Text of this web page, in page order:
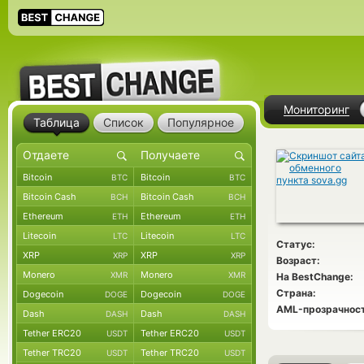
Мониторинг
Статус:
Возраст:
На BestChange:
Страна:
AML-
Таблица Список Популярное
Bitcoin BTC Bitcoin BTC
Bitcoin Cash BCH Bitcoin Cash BCH
Ethereum ETH Ethereum ETH
Litecoin LTC Litecoin LTC
XRP XRP XRP XRP
Monero XMR Monero XMR
Dogecoin DOGE Dogecoin DOGE
Dash DASH Dash DASH
Tether ERC20 USDT Tether ERC20 USDT
Tether TRC20 USDT Tether TRC20 USDT